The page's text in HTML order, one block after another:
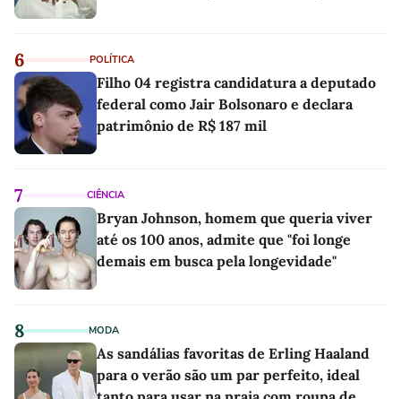
6 POLÍTICA
Filho 04 registra candidatura a deputado
federal como Jair Bolsonaro e declara
patrimônio de R$ 187 mil
7 CIÊNCIA
Bryan Johnson, homem que queria viver
até os 100 anos, admite que "foi longe
demais em busca pela longevidade"
8 MODA
As sandálias favoritas de Erling Haaland
para o verão são um par perfeito, ideal